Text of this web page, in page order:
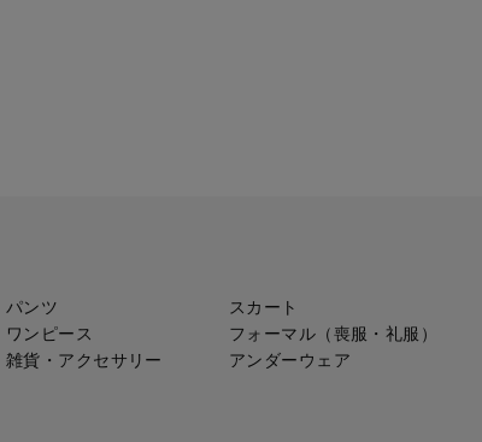
パンツ
スカート
ワンピース
フォーマル（喪服・礼服）
雑貨・アクセサリー
アンダーウェア